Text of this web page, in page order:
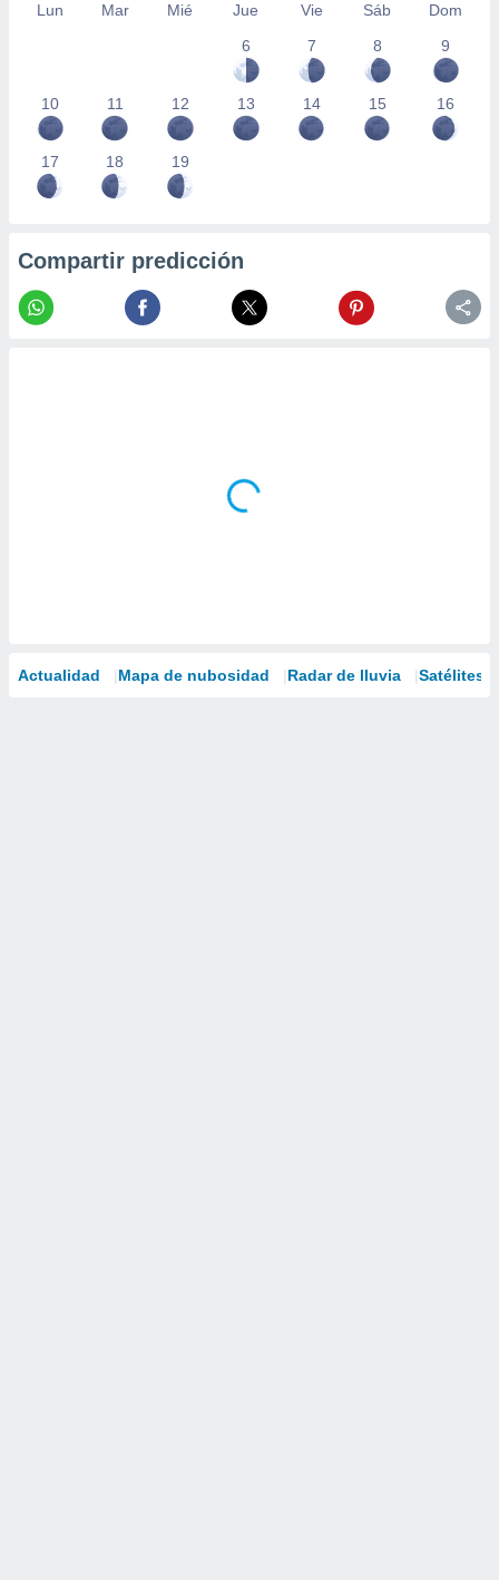
Lun Mar Mié Jue Vie Sáb
Dom
6
7 8 9
10 11 12 13 14 15 16
17 18 19
Compartir predicción
Actualidad Mapa de nubosidad Radar de lluvia Satélites